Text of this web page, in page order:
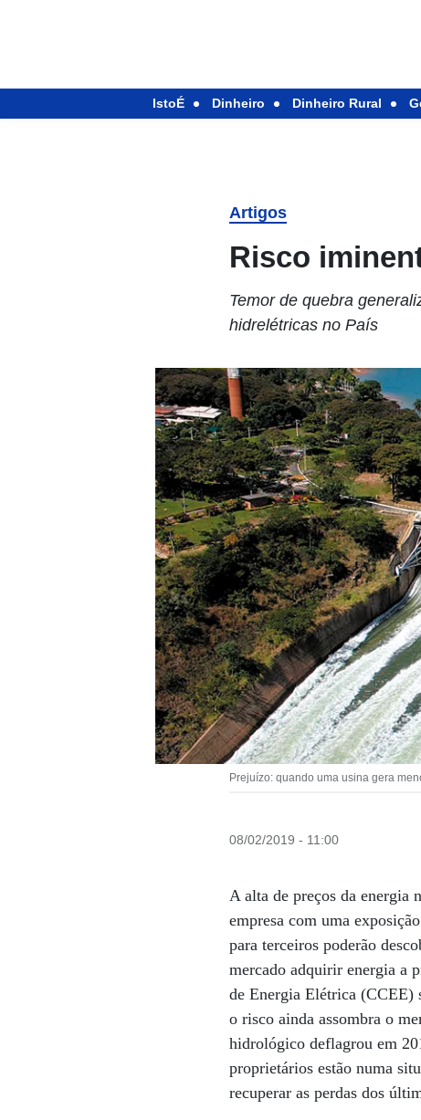
IstoÉ Dinheiro Dinheiro Rural
Artigos
Risco
Temor de quebra
hidrelétricas no País
Prejuízo: quando uma usina gera
08/02/2019 - 11:00
A alta de preços da energia
empresa com uma
para terceiros poderão
mercado adquirir energia a
de Energia Elétrica (CCEE)
o risco ainda assombra o
hidrológico deflagrou em
proprietários estão numa
recuperar as perdas dos